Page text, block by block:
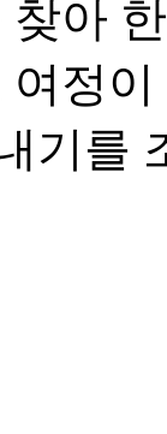
아
정
기를